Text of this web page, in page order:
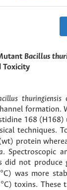
Bacillus
Toxicity
thuringiensis
formation.
168 (H168)
techniques.
protein
. Spectroscopic
did not produce
was more
toxins. These